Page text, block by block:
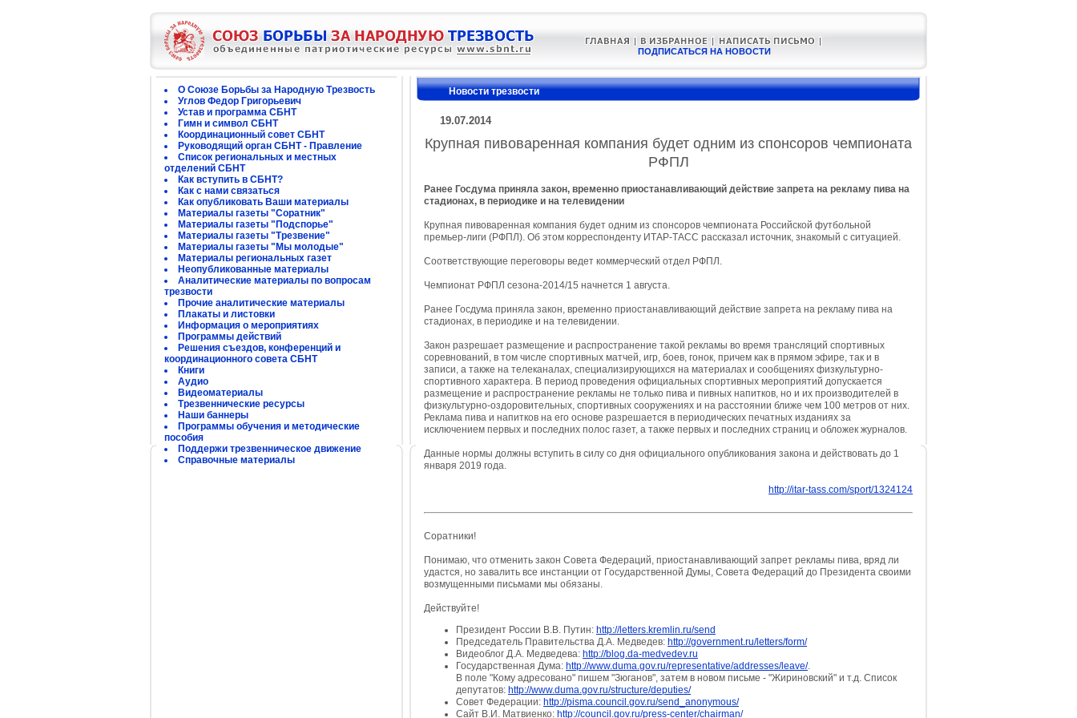
ПОДПИСАТЬСЯ НА НОВОСТИ
О Союзе Борьбы за Народную Трезвость
Углов Федор Григорьевич
Устав и программа СБНТ
Гимн и символ СБНТ
Координационный совет СБНТ
Руководящий орган СБНТ - Правление
Список региональных и местных
отделений СБНТ
Как вступить в СБНТ?
Как с нами связаться
Как опубликовать Ваши материалы
Материалы газеты "Соратник"
Материалы газеты "Подспорье"
Материалы газеты "Трезвение"
Материалы газеты "Мы молодые"
Материалы региональных газет
Неопубликованные материалы
Аналитические материалы по вопросам
трезвости
Прочие аналитические материалы
Плакаты и листовки
Информация о мероприятиях
Программы действий
Решения съездов, конференций и
координационного совета СБНТ
Книги
Аудио
Видеоматериалы
Трезвеннические ресурсы
Наши баннеры
Программы обучения и методические
пособия
Поддержи трезвенническое движение
Справочные материалы
Новости трезвости
19.07.2014
Крупная пивоваренная компания будет одним из спонсоров чемпионата
РФПЛ
Ранее Госдума приняла закон, временно приостанавливающий действие запрета на рекламу пива на
стадионах, в периодике и на телевидении
Крупная пивоваренная компания будет одним из спонсоров чемпионата Российской футбольной
премьер-лиги (РФПЛ). Об этом корреспонденту ИТАР-ТАСС рассказал источник, знакомый с ситуацией.
Соответствующие переговоры ведет коммерческий отдел РФПЛ.
Чемпионат РФПЛ сезона-2014/15 начнется 1 августа.
Ранее Госдума приняла закон, временно приостанавливающий действие запрета на рекламу пива на
стадионах, в периодике и на телевидении.
Закон разрешает размещение и распространение такой рекламы во время трансляций спортивных
соревнований, в том числе спортивных матчей, игр, боев, гонок, причем как в прямом эфире, так и в
записи, а также на телеканалах, специализирующихся на материалах и сообщениях физкультурно-
спортивного характера. В период проведения официальных спортивных мероприятий допускается
размещение и распространение рекламы не только пива и пивных напитков, но и их производителей в
физкультурно-оздоровительных, спортивных сооружениях и на расстоянии ближе чем 100 метров от них.
Реклама пива и напитков на его основе разрешается в периодических печатных изданиях за
исключением первых и последних полос газет, а также первых и последних страниц и обложек журналов.
Данные нормы должны вступить в силу со дня официального опубликования закона и действовать до 1
января 2019 года.
http://itar-tass.com/sport/1324124
Соратники!
Понимаю, что отменить закон Совета Федераций, приостанавливающий запрет рекламы пива, вряд ли
удастся, но завалить все инстанции от Государственной Думы, Совета Федераций до Президента своими
возмущенными письмами мы обязаны.
Действуйте!
Президент России В.В. Путин: http://letters.kremlin.ru/send
Председатель Правительства Д.А. Медведев: http://government.ru/letters/form/
Видеоблог Д.А. Медведева: http://blog.da-medvedev.ru
Государственная Дума: http://www.duma.gov.ru/representative/addresses/leave/.
В поле "Кому адресовано" пишем "Зюганов", затем в новом письме - "Жириновский" и т.д. Список
депутатов: http://www.duma.gov.ru/structure/deputies/
Совет Федерации: http://pisma.council.gov.ru/send_anonymous/
Сайт В.И. Матвиенко: http://council.gov.ru/press-center/chairman/